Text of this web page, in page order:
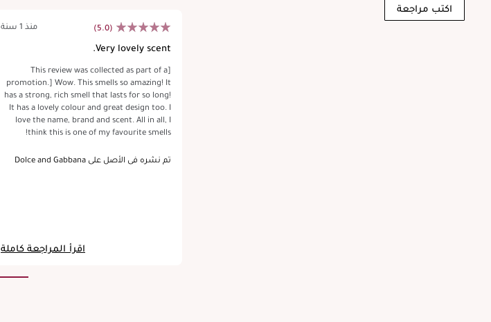
اكتب مراجعة
(5.0) منذ 1 سنة
Very lovely scent.
[This review was collected as part of a
promotion.] Wow. This smells so amazing! It
has a strong, rich smell that lasts for so long!
It has a lovely colour and great design too. I
love the name, brand and scent. All in all, I
think this is one of my favourite smells!
تم نشره في الأصل على Dolce and Gabbana
اقرأ المراجعة كاملة